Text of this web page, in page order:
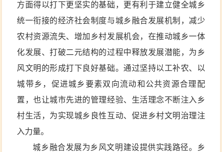
方面得以打下更坚实的基础，更有利于建立健全城乡
统一衔接的经济社会制度与城乡融合发展机制，减少
农村资源流失、增加乡村发展机会，在推动城乡一体
化发展、打破二元结构的过程中释放发展潜能，为乡
风文明的形成打下良好基础。通过坚持以工补农、以
城带乡，促进城乡要素双向流动和公共资源合理配
置，也让城市先进的管理经验、生活理念不断注入乡
村生活，为实现城乡良性互动、促进乡村文明治理注
入力量。
城乡融合发展为乡风文明建设提供实践路径。乡